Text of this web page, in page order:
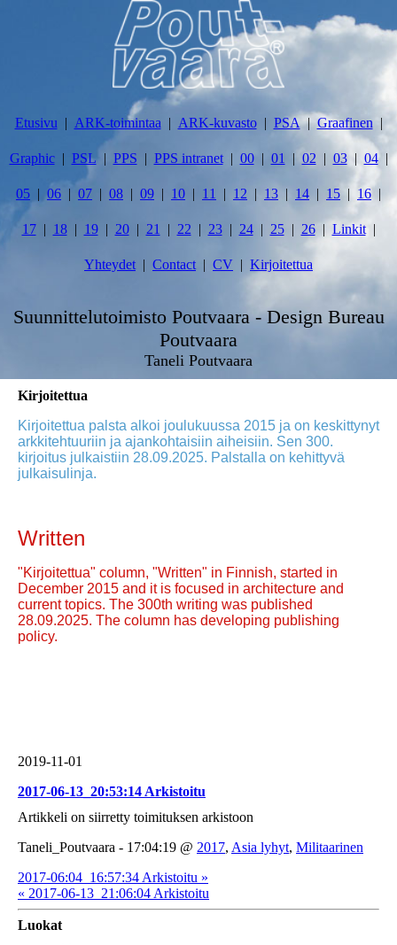
Etusivu ARK-toimintaa ARK-kuvasto PSA Graafinen
Graphic PSL PPS PPS intranet 00 01 02 03 04
05 06 07 08 09 10 11 12 13 14 15 16
17 18 19 20 21 22 23 24 25 26 Linkit
Yhteydet Contact CV Kirjoitettua
Suunnittelutoimisto Poutvaara - Design Bureau
Poutvaara
Taneli Poutvaara
Kirjoitettua
Kirjoitettua palsta alkoi joulukuussa 2015 ja on keskittynyt
arkkitehtuuriin ja ajankohtaisiin aiheisiin. Sen 300.
kirjoitus julkaistiin 28.09.2025. Palstalla on kehittyvä
julkaisulinja.
Written
"Kirjoitettua" column, "Written" in Finnish, started in
December 2015 and it is focused in architecture and
current topics. The 300th writing was published
28.09.2025. The column has developing publishing
policy.
2019-11-01
2017-06-13_20:53:14 Arkistoitu
Artikkeli on siirretty toimituksen arkistoon
Taneli_Poutvaara - 17:04:19 @ 2017, Asia lyhyt, Militaarinen
2017-06:04_16:57:34 Arkistoitu »
« 2017-06-13_21:06:04 Arkistoitu
Luokat